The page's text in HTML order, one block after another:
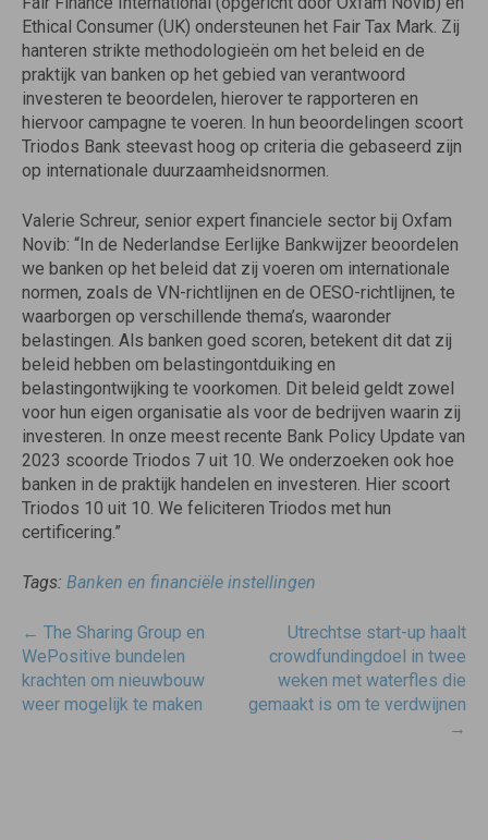
Ethical Consumer (UK) ondersteunen het Fair Tax Mark. Zij
hanteren strikte methodologieën om het beleid en de
praktijk van banken op het gebied van verantwoord
investeren te beoordelen, hierover te rapporteren en
hiervoor campagne te voeren. In hun beoordelingen scoort
Triodos Bank steevast hoog op criteria die gebaseerd zijn
op internationale duurzaamheidsnormen.
Valerie Schreur, senior expert financiele sector bij Oxfam
Novib: “In de Nederlandse Eerlijke Bankwijzer beoordelen
we banken op het beleid dat zij voeren om internationale
normen, zoals de VN-richtlijnen en de OESO-richtlijnen, te
waarborgen op verschillende thema’s, waaronder
belastingen. Als banken goed scoren, betekent dit dat zij
beleid hebben om belastingontduiking en
belastingontwijking te voorkomen. Dit beleid geldt zowel
voor hun eigen organisatie als voor de bedrijven waarin zij
investeren. In onze meest recente Bank Policy Update van
2023 scoorde Triodos 7 uit 10. We onderzoeken ook hoe
banken in de praktijk handelen en investeren. Hier scoort
Triodos 10 uit 10. We feliciteren Triodos met hun
certificering.”
Tags: Banken en financiële instellingen
Post
navigatie
← The Sharing Group en
WePositive bundelen
krachten om nieuwbouw
weer mogelijk te maken
Utrechtse start-up haalt
crowdfundingdoel in twee
weken met waterfles die
gemaakt is om te verdwijnen
→